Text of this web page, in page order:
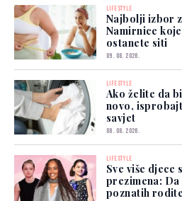
LIFESTYLE
Najbolji izbor
Namirnice
ostanete siti
09. 08. 2026.
LIFESTYLE
Ako želite da
novo,
savjet
08. 08. 2026.
LIFESTYLE
Sve više djece
prezimena:
poznatih